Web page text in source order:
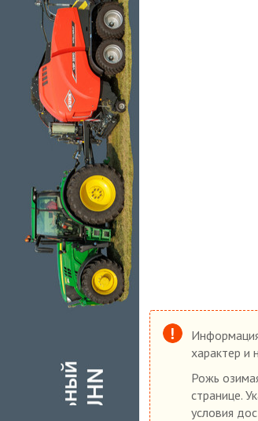
характер и
Рожь
странице.
условия